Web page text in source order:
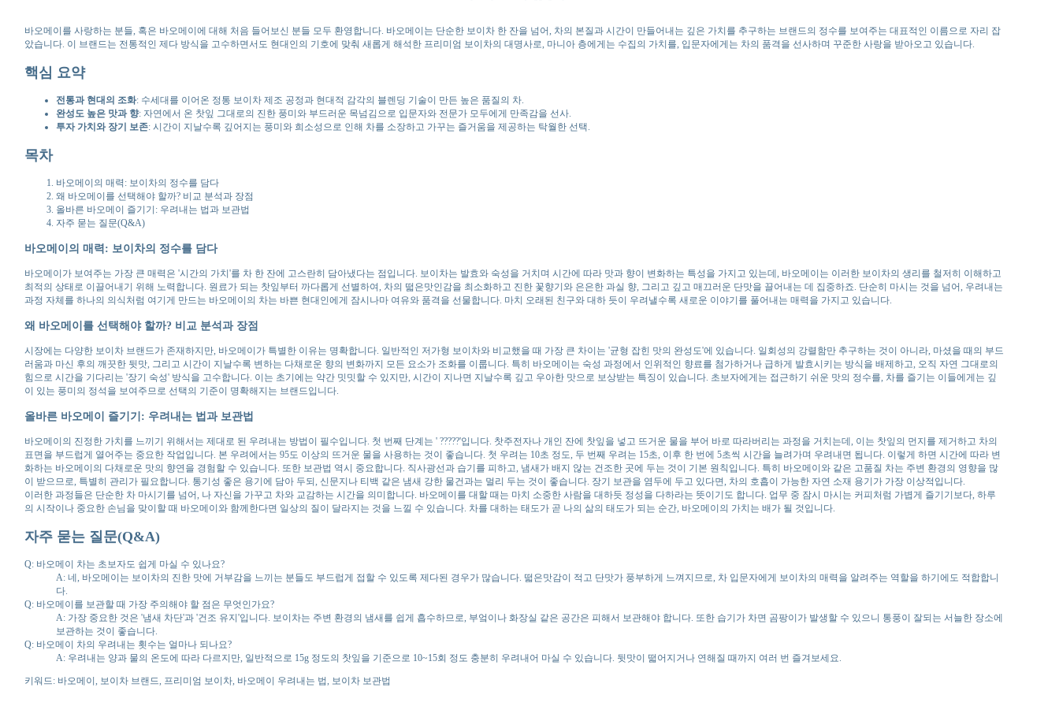
바오메이를 사랑하는 분들, 혹은 바오메이에 대해 처음 들어보신 분들 모두 환영합니다. 바오메이는 단순한 보이차 한 잔을 넘어, 차의 본질과 시간이 만들어내는 깊은 가치를 추구하는 브랜드의 정수를 보여주는 대표적인 이름으로 자리 잡
았습니다. 이 브랜드는 전통적인 제다 방식을 고수하면서도 현대인의 기호에 맞춰 새롭게 해석한 프리미엄 보이차의 대명사로, 마니아 층에게는 수집의 가치를, 입문자에게는 차의 품격을 선사하며 꾸준한 사랑을 받아오고 있습니다.
핵심 요약
전통과 현대의 조화: 수세대를 이어온 정통 보이차 제조 공정과 현대적 감각의 블렌딩 기술이 만든 높은 품질의 차.
완성도 높은 맛과 향: 자연에서 온 찻잎 그대로의 진한 풍미와 부드러운 목넘김으로 입문자와 전문가 모두에게 만족감을 선사.
투자 가치와 장기 보존: 시간이 지날수록 깊어지는 풍미와 희소성으로 인해 차를 소장하고 가꾸는 즐거움을 제공하는 탁월한 선택.
목차
바오메이의 매력: 보이차의 정수를 담다
왜 바오메이를 선택해야 할까? 비교 분석과 장점
올바른 바오메이 즐기기: 우려내는 법과 보관법
자주 묻는 질문(Q&A)
바오메이의 매력: 보이차의 정수를 담다
바오메이가 보여주는 가장 큰 매력은 '시간의 가치'를 차 한 잔에 고스란히 담아냈다는 점입니다. 보이차는 발효와 숙성을 거치며 시간에 따라 맛과 향이 변화하는 특성을 가지고 있는데, 바오메이는 이러한 보이차의 생리를 철저히 이해하고
최적의 상태로 이끌어내기 위해 노력합니다. 원료가 되는 찻잎부터 까다롭게 선별하여, 차의 떫은맛인감을 최소화하고 진한 꽃향기와 은은한 과실 향, 그리고 깊고 매끄러운 단맛을 끌어내는 데 집중하죠. 단순히 마시는 것을 넘어, 우려내는
과정 자체를 하나의 의식처럼 여기게 만드는 바오메이의 차는 바쁜 현대인에게 잠시나마 여유와 품격을 선물합니다. 마치 오래된 친구와 대하 듯이 우려낼수록 새로운 이야기를 풀어내는 매력을 가지고 있습니다.
왜 바오메이를 선택해야 할까? 비교 분석과 장점
시장에는 다양한 보이차 브랜드가 존재하지만, 바오메이가 특별한 이유는 명확합니다. 일반적인 저가형 보이차와 비교했을 때 가장 큰 차이는 '균형 잡힌 맛의 완성도'에 있습니다. 일회성의 강렬함만 추구하는 것이 아니라, 마셨을 때의 부드
러움과 마신 후의 깨끗한 뒷맛, 그리고 시간이 지날수록 변하는 다채로운 향의 변화까지 모든 요소가 조화를 이룹니다. 특히 바오메이는 숙성 과정에서 인위적인 향료를 첨가하거나 급하게 발효시키는 방식을 배제하고, 오직 자연 그대로의
힘으로 시간을 기다리는 '장기 숙성' 방식을 고수합니다. 이는 초기에는 약간 밋밋할 수 있지만, 시간이 지나면 지날수록 깊고 우아한 맛으로 보상받는 특징이 있습니다. 초보자에게는 접근하기 쉬운 맛의 정수를, 차를 즐기는 이들에게는 깊
이 있는 풍미의 정석을 보여주므로 선택의 기준이 명확해지는 브랜드입니다.
올바른 바오메이 즐기기: 우려내는 법과 보관법
바오메이의 진정한 가치를 느끼기 위해서는 제대로 된 우려내는 방법이 필수입니다. 첫 번째 단계는 ' ?????'입니다. 찻주전자나 개인 잔에 찻잎을 넣고 뜨거운 물을 부어 바로 따라버리는 과정을 거치는데, 이는 찻잎의 먼지를 제거하고 차의
표면을 부드럽게 열어주는 중요한 작업입니다. 본 우려에서는 95도 이상의 뜨거운 물을 사용하는 것이 좋습니다. 첫 우려는 10초 정도, 두 번째 우려는 15초, 이후 한 번에 5초씩 시간을 늘려가며 우려내면 됩니다. 이렇게 하면 시간에 따라 변
화하는 바오메이의 다채로운 맛의 향연을 경험할 수 있습니다. 또한 보관법 역시 중요합니다. 직사광선과 습기를 피하고, 냄새가 배지 않는 건조한 곳에 두는 것이 기본 원칙입니다. 특히 바오메이와 같은 고품질 차는 주변 환경의 영향을 많
이 받으므로, 특별히 관리가 필요합니다. 통기성 좋은 용기에 담아 두되, 신문지나 티백 같은 냄새 강한 물건과는 멀리 두는 것이 좋습니다. 장기 보관을 염두에 두고 있다면, 차의 호흡이 가능한 자연 소재 용기가 가장 이상적입니다.
이러한 과정들은 단순한 차 마시기를 넘어, 나 자신을 가꾸고 차와 교감하는 시간을 의미합니다. 바오메이를 대할 때는 마치 소중한 사람을 대하듯 정성을 다하라는 뜻이기도 합니다. 업무 중 잠시 마시는 커피처럼 가볍게 즐기기보다, 하루
의 시작이나 중요한 손님을 맞이할 때 바오메이와 함께한다면 일상의 질이 달라지는 것을 느낄 수 있습니다. 차를 대하는 태도가 곧 나의 삶의 태도가 되는 순간, 바오메이의 가치는 배가 될 것입니다.
자주 묻는 질문(Q&A)
Q: 바오메이 차는 초보자도 쉽게 마실 수 있나요?
A: 네, 바오메이는 보이차의 진한 맛에 거부감을 느끼는 분들도 부드럽게 접할 수 있도록 제다된 경우가 많습니다. 떫은맛감이 적고 단맛가 풍부하게 느껴지므로, 차 입문자에게 보이차의 매력을 알려주는 역할을 하기에도 적합합니
다.
Q: 바오메이를 보관할 때 가장 주의해야 할 점은 무엇인가요?
A: 가장 중요한 것은 '냄새 차단'과 '건조 유지'입니다. 보이차는 주변 환경의 냄새를 쉽게 흡수하므로, 부엌이나 화장실 같은 공간은 피해서 보관해야 합니다. 또한 습기가 차면 곰팡이가 발생할 수 있으니 통풍이 잘되는 서늘한 장소에
보관하는 것이 좋습니다.
Q: 바오메이 차의 우려내는 횟수는 얼마나 되나요?
A: 우려내는 양과 물의 온도에 따라 다르지만, 일반적으로 15g 정도의 찻잎을 기준으로 10~15회 정도 충분히 우려내어 마실 수 있습니다. 뒷맛이 떫어지거나 연해질 때까지 여러 번 즐겨보세요.
키워드: 바오메이, 보이차 브랜드, 프리미엄 보이차, 바오메이 우려내는 법, 보이차 보관법